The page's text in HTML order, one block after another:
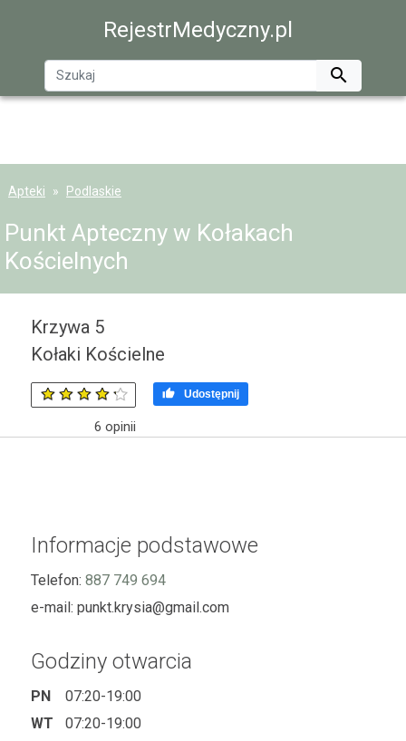
RejestrMedyczny.pl

Apteki Podlaskie
Punkt Apteczny w Kołakach
Kościelnych
Krzywa 5
Kołaki Kościelne
6 opinii
 Udostępnij
Informacje podstawowe
Telefon: 887 749 694
e-mail: punkt.krysia@gmail.com
Godziny otwarcia
PN
07:20-19:00
WT
07:20-19:00